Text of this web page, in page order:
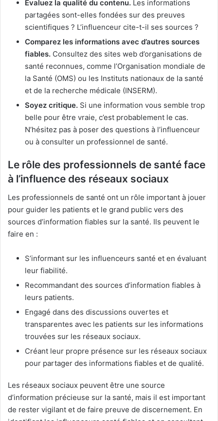
Évaluez la qualité du contenu. Les informations
partagées sont-elles fondées sur des preuves
scientifiques ? L’influenceur cite-t-il ses sources ?
Comparez les informations avec d’autres sources
fiables. Consultez des sites web d’organisations de
santé reconnues, comme l’Organisation mondiale de
la Santé (OMS) ou les Instituts nationaux de la santé
et de la recherche médicale (INSERM).
Soyez critique. Si une information vous semble trop
belle pour être vraie, c’est probablement le cas.
N’hésitez pas à poser des questions à l’influenceur
ou à consulter un professionnel de santé.
Le rôle des professionnels de santé face
à l’influence des réseaux sociaux
Les professionnels de santé ont un rôle important à jouer
pour guider les patients et le grand public vers des
sources d’information fiables sur la santé. Ils peuvent le
faire en :
S’informant sur les influenceurs santé et en évaluant
leur fiabilité.
Recommandant des sources d’information fiables à
leurs patients.
Engagé dans des discussions ouvertes et
transparentes avec les patients sur les informations
trouvées sur les réseaux sociaux.
Créant leur propre présence sur les réseaux sociaux
pour partager des informations fiables et de qualité.
Les réseaux sociaux peuvent être une source
d’information précieuse sur la santé, mais il est important
de rester vigilant et de faire preuve de discernement. En